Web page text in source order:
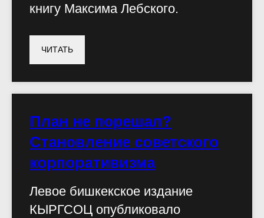
книгу Максима Лебского.
ЧИТАТЬ
План не порешал?
Становление советского
корпоративизма
Левое бишкекское издание
КЫРГСОЦ опубликовало